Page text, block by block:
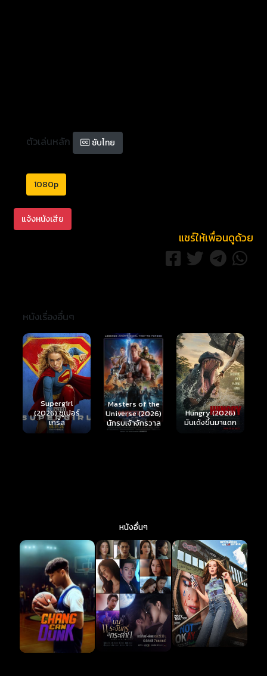
ตัวเล่นหลัก ซับไทย
1080p
แจ้งหนังเสีย
แชร์ให้เพื่อนดูด้วย
หนังเรื่องอื่นๆ
Masters of the
Universe (2026)
นักรบเจ้าจักรวาล
Hungry (2026)
มันเด้งขึ้นมาแดก
Ready or Not 2:
Here I Come
(2026) เกมพร้อม
ตาย 2
หนังอื่นๆ